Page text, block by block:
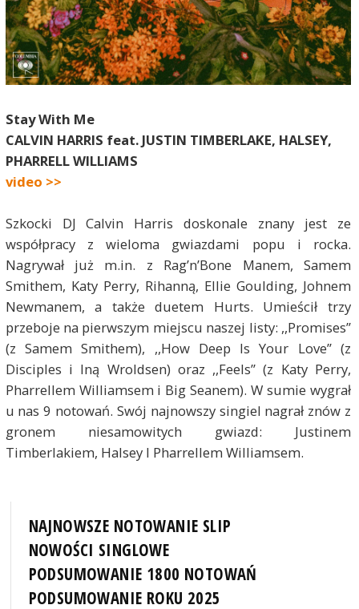
Stay With Me
CALVIN HARRIS feat. JUSTIN TIMBERLAKE, HALSEY,
PHARRELL WILLIAMS
video >>
Szkocki DJ Calvin Harris doskonale znany jest ze
współpracy z wieloma gwiazdami popu i rocka.
Nagrywał już m.in. z Rag’n’Bone Manem, Samem
Smithem, Katy Perry, Rihanną, Ellie Goulding, Johnem
Newmanem, a także duetem Hurts. Umieścił trzy
przeboje na pierwszym miejscu naszej listy: ,,Promises”
(z Samem Smithem), ,,How Deep Is Your Love” (z
Disciples i Iną Wroldsen) oraz ,,Feels” (z Katy Perry,
Pharrellem Williamsem i Big Seanem). W sumie wygrał
u nas 9 notowań. Swój najnowszy singiel nagrał znów z
gronem niesamowitych gwiazd: Justinem
Timberlakiem, Halsey I Pharrellem Williamsem.
NAJNOWSZE NOTOWANIE SLIP
NOWOŚCI SINGLOWE
PODSUMOWANIE 1800 NOTOWAŃ
PODSUMOWANIE ROKU 2025